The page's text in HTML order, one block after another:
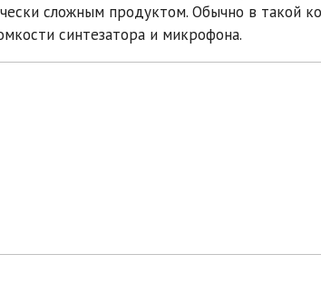
сложным продуктом. Обычно в такой
синтезатора и микрофона.